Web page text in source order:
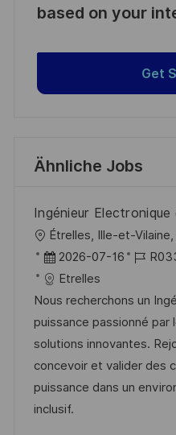
based on your
Get
Ähnliche Jobs
Ingénieur
O
r
t
Étrelles, Ille-et-
D
a
t
u
m
d
e
r
2026-07-16
J
b
-
I
D
Etrelles
Nous recherchons un
puissance passionné
solutions innovantes.
concevoir et valider des
puissance dans un
inclusif.